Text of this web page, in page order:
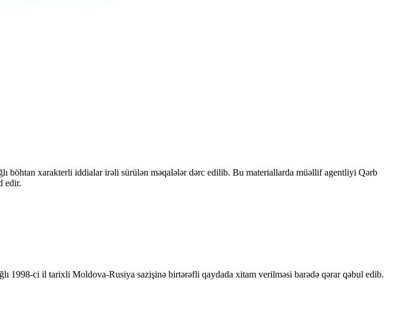
böhtan xarakterli iddialar irəli sürülən məqalələr dərc edilib. Bu materiallarda müəllif agentliyi Qərb
edir.
1998-ci il tarixli Moldova-Rusiya sazişinə birtərəfli qaydada xitam verilməsi barədə qərar qəbul edib.